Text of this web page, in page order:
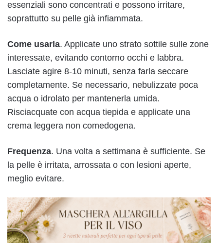
essenziali sono concentrati e possono irritare,
soprattutto su pelle già infiammata.
Come usarla. Applicate uno strato sottile sulle zone
interessate, evitando contorno occhi e labbra.
Lasciate agire 8-10 minuti, senza farla seccare
completamente. Se necessario, nebulizzate poca
acqua o idrolato per mantenerla umida.
Risciacquate con acqua tiepida e applicate una
crema leggera non comedogena.
Frequenza. Una volta a settimana è sufficiente. Se
la pelle è irritata, arrossata o con lesioni aperte,
meglio evitare.